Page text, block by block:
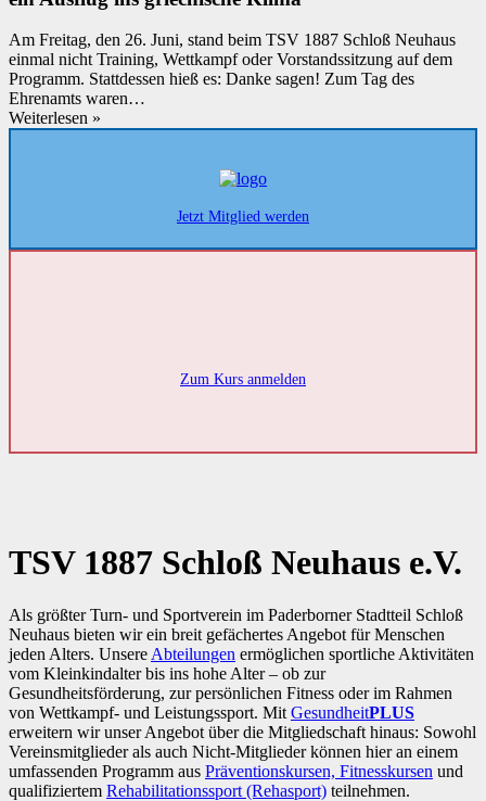
Am Freitag, den 26. Juni, stand beim TSV 1887 Schloß Neuhaus
einmal nicht Training, Wettkampf oder Vorstandssitzung auf dem
Programm. Stattdessen hieß es: Danke sagen! Zum Tag des
Ehrenamts waren…
Weiterlesen »
Jetzt Mitglied werden
Zum Kurs anmelden
TSV 1887 Schloß Neuhaus e.V.
Als größter Turn- und Sportverein im Paderborner Stadtteil Schloß
Neuhaus bieten wir ein breit gefächertes Angebot für Menschen
jeden Alters. Unsere Abteilungen ermöglichen sportliche Aktivitäten
vom Kleinkindalter bis ins hohe Alter – ob zur
Gesundheitsförderung, zur persönlichen Fitness oder im Rahmen
von Wettkampf- und Leistungssport. Mit GesundheitPLUS
erweitern wir unser Angebot über die Mitgliedschaft hinaus: Sowohl
Vereinsmitglieder als auch Nicht-Mitglieder können hier an einem
umfassenden Programm aus Präventionskursen, Fitnesskursen und
qualifiziertem Rehabilitationssport (Rehasport) teilnehmen.